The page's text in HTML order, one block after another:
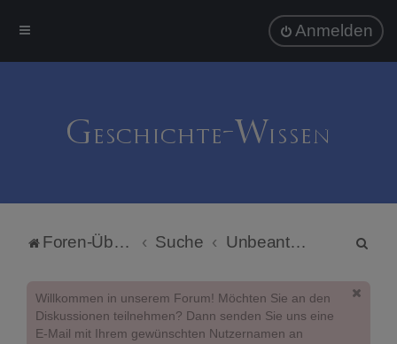
Anmelden
Foren-Übersicht Suche Unbeantwortete Themen
Willkommen in unserem Forum! Möchten Sie an den
Diskussionen teilnehmen? Dann senden Sie uns eine
E-Mail mit Ihrem gewünschten Nutzernamen an